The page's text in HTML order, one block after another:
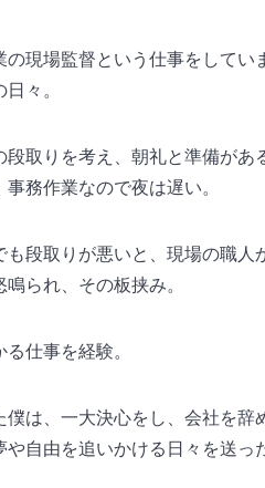
現場監督という仕事をしてい
々。
段取りを考え、朝礼と準備があ
務作業なので夜は遅い。
も段取りが悪いと、現場の職人
られ、その板挟み。
仕事を経験。
僕は、一大決心をし、会社を辞
自由を追いかける日々を送っ